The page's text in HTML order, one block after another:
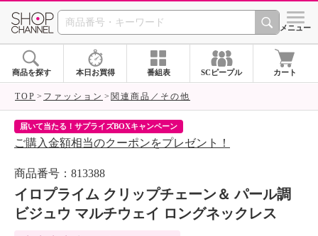
SHOP CHANNEL シメニュー
商品を探す 本日お買得 番組表 SCピープル カート
TOP ファッション 関連商品／その他
届いて当たる！サプライズBOXキャンペーン
ご購入金額相当のクーポンをプレゼント！
商品番号：813388
イロプライム クリップチェーン＆ パール調
ビジュウ マルチウェイ ロングネックレス